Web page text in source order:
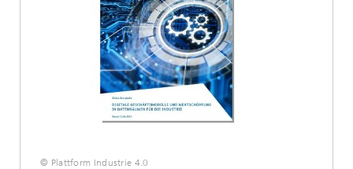
© Plattform Industrie 4.0